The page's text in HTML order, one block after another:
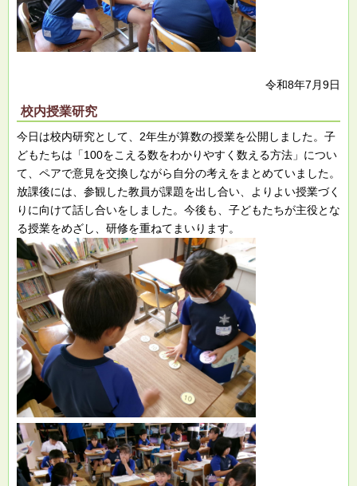
令和8年7月9日
校内授業研究
今日は校内研究として、2年生が算数の授業を公開しました。子
どもたちは「100をこえる数をわかりやすく数える方法」につい
て、ペアで意見を交換しながら自分の考えをまとめていました。
放課後には、参観した教員が課題を出し合い、よりよい授業づく
りに向けて話し合いをしました。今後も、子どもたちが主役とな
る授業をめざし、研修を重ねてまいります。